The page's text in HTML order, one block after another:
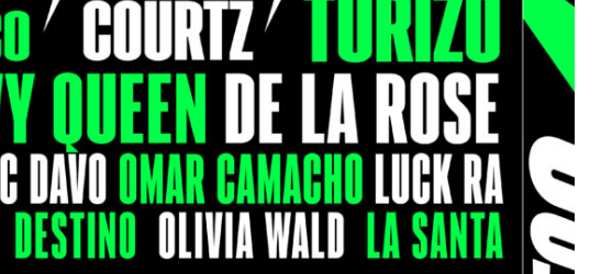
Mérida
Edwin Jimenez Julio 13, 2026